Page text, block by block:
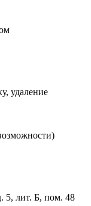
удаление
5, лит. Б, пом. 48